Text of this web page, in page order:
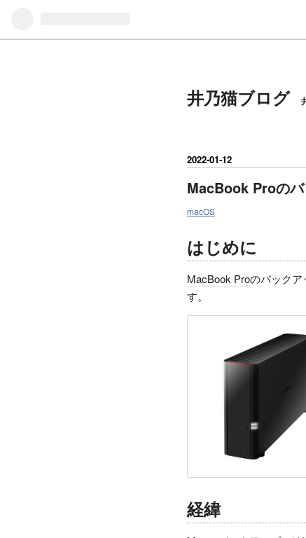
井乃猫ブログ
2022-01-12
MacBook Proの
macOS
はじめに
MacBook Proのバックア
す。
経緯